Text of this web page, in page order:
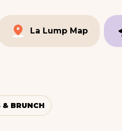
La Lump Map
& BRUNCH